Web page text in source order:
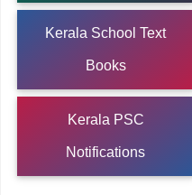
Kerala School Text
Books
Kerala PSC
Notifications